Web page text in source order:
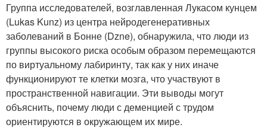
Группа исследователей, возглавленная Лукасом кунцем
(Lukas Kunz) из центра нейродегенеративных
заболеваний в Бонне (Dzne), обнаружила, что люди из
группы высокого риска особым образом перемещаются
по виртуальному лабиринту, так как у них иначе
функционируют те клетки мозга, что участвуют в
пространственной навигации. Эти выводы могут
объяснить, почему люди с деменцией с трудом
ориентируются в окружающем их мире.